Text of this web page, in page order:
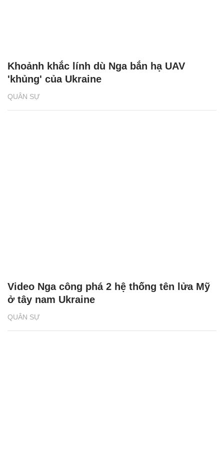
QUÂN SỰ
Khoảnh khắc lính dù Nga bắn hạ UAV
'khủng' của Ukraine
QUÂN SỰ
Video Nga công phá 2 hệ thống tên lửa Mỹ
ở tây nam Ukraine